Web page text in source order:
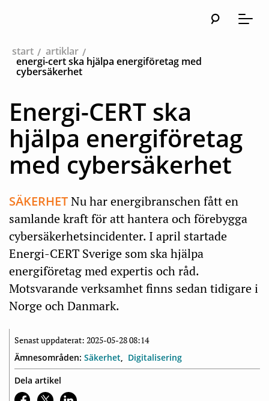
Meny
start
artiklar
energi-cert ska hjälpa energiföretag med
cybersäkerhet
Energi-CERT ska
hjälpa energiföretag
med cybersäkerhet
SÄKERHETNu har energibranschen fått en
samlande kraft för att hantera och förebygga
cybersäkerhetsincidenter. I april startade
Energi-CERT Sverige som ska hjälpa
energiföretag med expertis och råd.
Motsvarande verksamhet finns sedan tidigare i
Norge och Danmark.
Senast uppdaterat: 2025-05-28 08:14
Ämnesområden: Säkerhet
Digitalisering
Dela artikel